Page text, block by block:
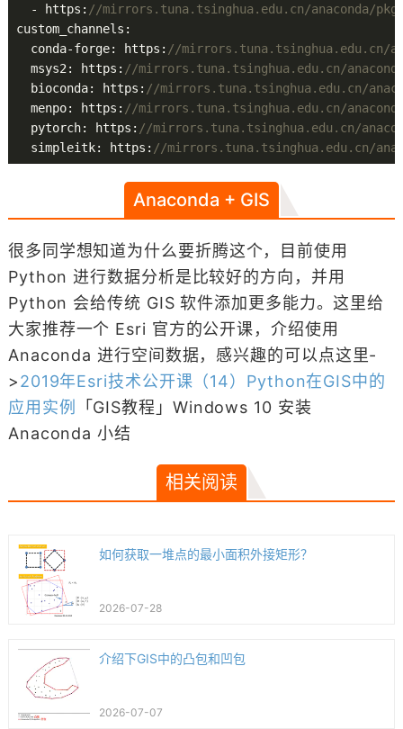
  - https:
//mirrors.tuna.tsinghua.edu.cn/anaconda/
custom_channels:
  conda-forge: https:
//mirrors.tuna.tsinghua.edu.cn/
  msys2: https:
//mirrors.tuna.tsinghua.edu.cn/
  bioconda: https:
//mirrors.tuna.tsinghua.edu.cn/
  menpo: https:
//mirrors.tuna.tsinghua.edu.cn/
  pytorch: https:
//mirrors.tuna.tsinghua.edu.cn/
  simpleitk: https:
//mirrors.tuna.tsinghua.edu.cn/
Anaconda + GIS
很多同学想知道为什么要折腾这个，目前使用
Python 进行数据分析是比较好的方向，并用
Python 会给传统 GIS 软件添加更多能力。这里给
大家推荐一个 Esri 官方的公开课，介绍使用
Anaconda 进行空间数据，感兴趣的可以点这里-
>2019年Esri技术公开课（14）Python在GIS中的
应用实例
「GIS教程」Windows 10 安装
Anaconda 小结
相关阅读
如何获取一堆点的最小面积外接矩形？
2026-07-28
介绍下GIS中的凸包和凹包
2026-07-07